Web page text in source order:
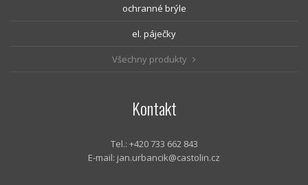
ochranné brýle
el. páječky
Všechny produkty
Kontakt
Tel.: +420 733 662 843
E-mail: jan.urbancik@castolin.cz